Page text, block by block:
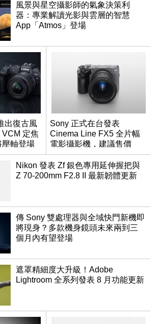
風景與星空攝影師的氣象決策利
器：專業解讀光影與雲層的智慧
App「Atmos」登場
出復古風
定焦
壓軸登場
Sony 正式在台發表
Cinema Line FX5 全片幅
電影攝影機，建議售價
NT$144,980
Nikon 發表 Zf 銀色專用延伸握把與
Z 70-200mm F2.8 II 最新韌體更新
傳 Sony 雙處理器與全域快門新機即
將現身？多款機身鏡頭未來兩到三
個月內有望登場
遮罩精細度大升級！Adobe
Lightroom 全系列發表 8 月功能更新